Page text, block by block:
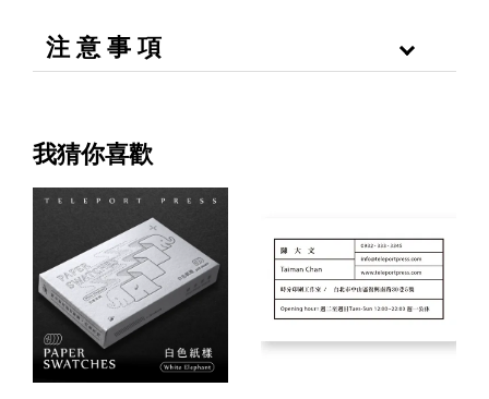
注 意 事 項
我猜你喜歡